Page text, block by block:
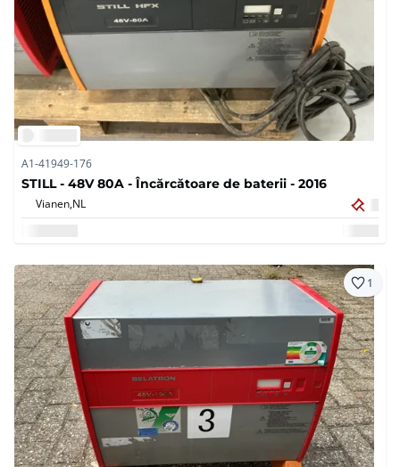
A1-41949-176
STILL - 48V 80A - Încărcătoare de baterii - 2016
Vianen,NL
1